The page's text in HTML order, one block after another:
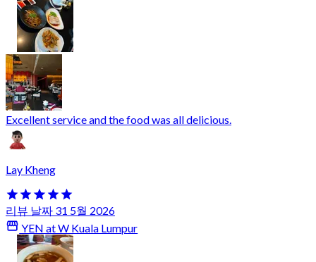
Excellent service and the food was all delicious.
Lay Kheng
리뷰 날짜 31 5월 2026
YEN at W Kuala Lumpur